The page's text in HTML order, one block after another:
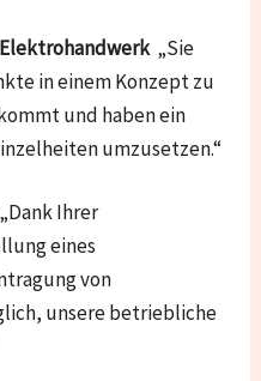
„Sie
in einem Konzept zu
und haben ein
umzusetzen.“
„Dank Ihrer
eines
von
unsere betriebliche